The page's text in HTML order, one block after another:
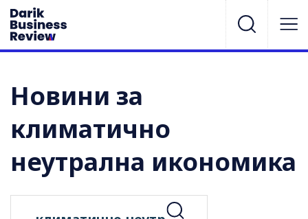
Новини за
климатично
неутрална икономика